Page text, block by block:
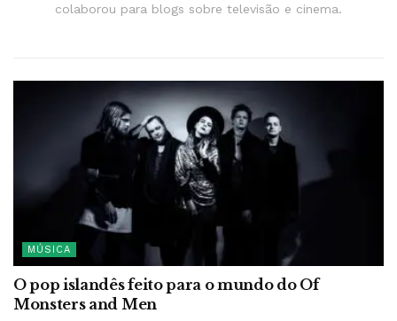
colaborou para blogs sobre televisão e cinema.
MÚSICA
O pop islandês feito para o mundo do Of
Monsters and Men